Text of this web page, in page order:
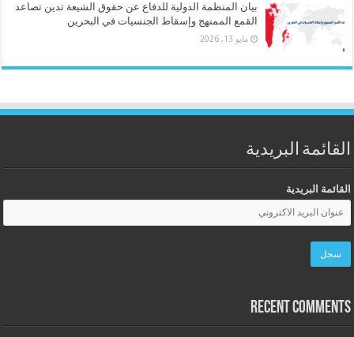
بيان المنظمة الدولية للدفاع عن حقوق الشيعة تدين تصاعد
القمع الممنهج وإسقاط الجنسيات في البحرين
مايو 13, 2026
القائمة البريدية
القائمة البريدية
Recent Comments